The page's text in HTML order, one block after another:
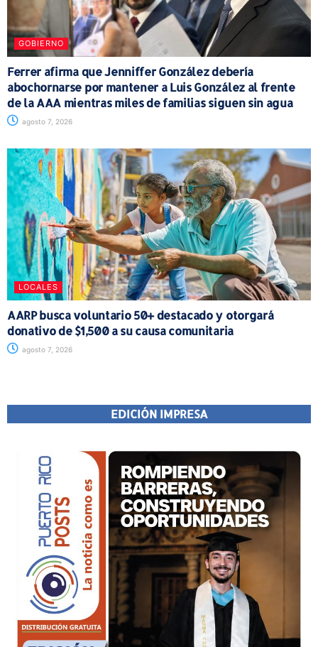
GOBIERNO
Ferrer afirma que Jenniffer González debería
abochornarse por mantener a Luis González al frente
de la AAA mientras miles de familias siguen sin agua
agosto 7, 2026
LOCALES
AARP busca voluntario 50+ destacado y otorgará
donativo de $1,500 a su causa comunitaria
agosto 7, 2026
EDICIÓN IMPRESA